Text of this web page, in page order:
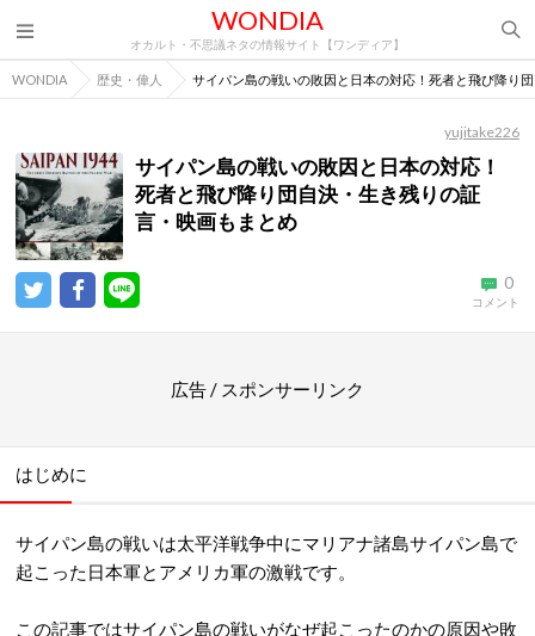
WONDIA
オカルト・不思議ネタの情報サイト【ワンディア】
WONDIA 歴史・偉人 サイパン島の戦いの敗因と日本の対応！死者と飛び降り
yujitake226
サイパン島の戦いの敗因と日本の対応！
死者と飛び降り団自決・生き残りの証
言・映画もまとめ
0
コメント
広告 / スポンサーリンク
はじめに
サイパン島の戦いは太平洋戦争中にマリアナ諸島サイパン島で
起こった日本軍とアメリカ軍の激戦です。
この記事ではサイパン島の戦いがなぜ起こったのかの原因や敗